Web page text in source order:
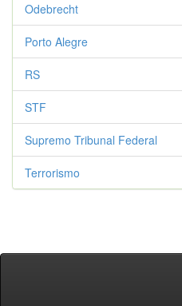
Odebrecht
Porto Alegre
RS
STF
Supremo Tribunal Federal
Terrorismo